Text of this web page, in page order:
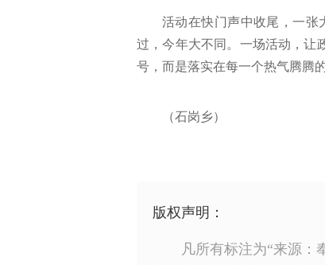
活动在快门声中收尾，一
过，今年大不同。一场活动，让
号，而是落实在每一个热气腾腾
（石岗乡）
版权声明：
凡所有标注为“来源：